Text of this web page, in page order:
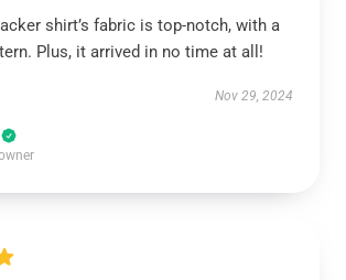
shirt’s fabric is top-notch, with a
Plus, it arrived in no time at all!
Nov 29, 2024